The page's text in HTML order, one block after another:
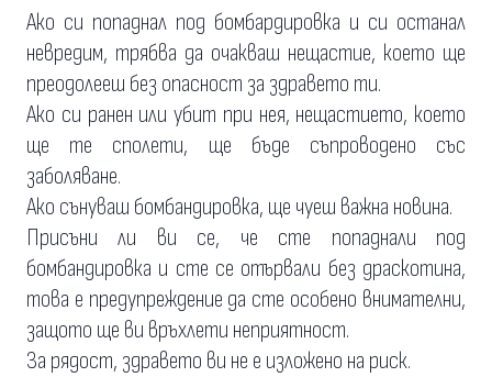
Ако си попаднал под бомбардировка и си останал
невредим, трябва да очакваш нещастие, което ще
преодолееш без опасност за здравето ти.
Ако си ранен или убит при нея, нещастието, което
ще те сполети, ще бъде съпроводено със
заболяване.
Ако сънуваш бомбандировка, ще чуеш важна новина.
Присъни ли ви се, че сте попаднали под
бомбандировка и сте се отървали без драскотина,
това е предупреждение да сте особено внимателни,
защото ще ви връхлети неприятност.
За рядост, здравето ви не е изложено на риск.